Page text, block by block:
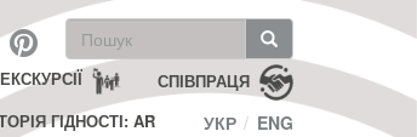
Пошукова
форма
Пошук СПІВПРАЦЯ
ЕКСКУРСІЇ
ГІДНОСТІ: AR
УКР ENG